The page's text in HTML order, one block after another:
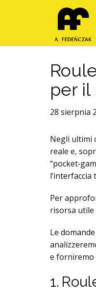
per
28 sierpnia
Negli ultimi
reale e,
Per
risorsa utile
Le
e forniremo
1.